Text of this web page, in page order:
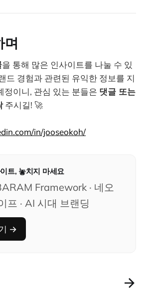
며
을 통해 많은 인사이트를 나눌 수 있
드 경험과 관련된 유익한 정보를 지
정이니, 관심 있는 분들은 댓글 또는
주시길! 🚀
in/jooseokoh/
트, 놓치지 마세요
Framework · 네오
프 · AI 시대 브랜딩
→